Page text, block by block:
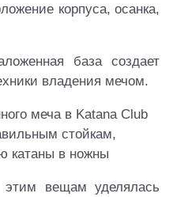
корпуса, осанка,
база создает
владения мечом.
этим вещам уделялась